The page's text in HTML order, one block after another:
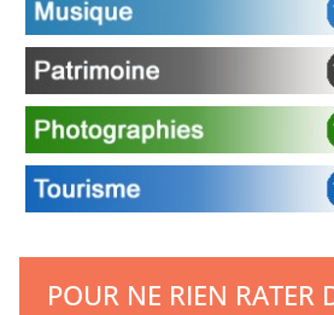
POUR NE RIEN RATER